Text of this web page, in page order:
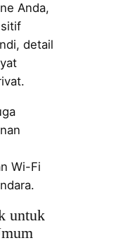
Anda,
detail
Wi-Fi
untuk